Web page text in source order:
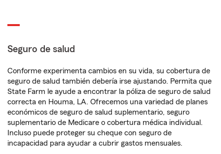
Seguro de salud
Conforme experimenta cambios en su vida, su cobertura de
seguro de salud también debería irse ajustando. Permita que
State Farm le ayude a encontrar la póliza de seguro de salud
correcta en Houma, LA. Ofrecemos una variedad de planes
económicos de seguro de salud suplementario, seguro
suplementario de Medicare o cobertura médica individual.
Incluso puede proteger su cheque con seguro de
incapacidad para ayudar a cubrir gastos mensuales.